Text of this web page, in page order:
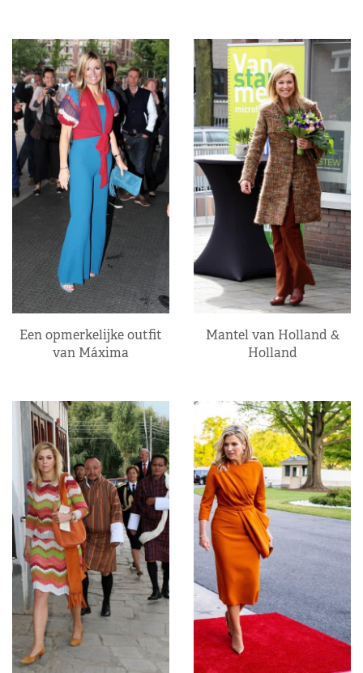
Een opmerkelijke outfit
van Máxima
Mantel van Holland &
Holland